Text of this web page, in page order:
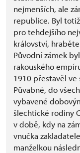
nejmenších, ale
republice. Byl
pro tehdejšího
království, hraběte
Původní zámek
rakouského
1910 přestavěl
Půvabné, do
vybavené
šlechtické rodiny
v době, kdy na
vnučka
manželkou